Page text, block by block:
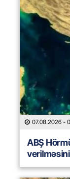
07.08.2026 -
ABŞ